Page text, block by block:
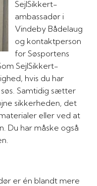
SejlSikkert-
ambassadør i
Vindeby Bådelaug
og kontaktperson
for Søsportens
SejlSikkert-
hvis du har
Samtidig sætter
sikkerheden, det
eller ved at
Du har måske også
er én blandt mere